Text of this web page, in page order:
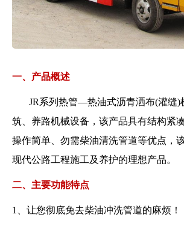
一、产品概述
JR系列热管—热油式沥青洒布(灌缝)
筑、养路机械设备，该产品具有结构紧
操作简单、勿需柴油清洗管道等优点，
现代公路工程施工及养护的理想产品。
二、主要功能特点
1、让您彻底免去柴油冲洗管道的麻烦！